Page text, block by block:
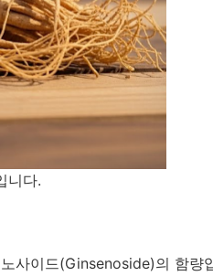
니다.
사이드(Ginsenoside)의 함량